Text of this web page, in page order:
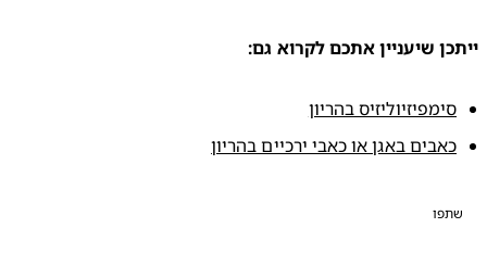
שיעניין אתכם לקרוא גם:
בהריון
באגן או כאבי ירכיים בהריון